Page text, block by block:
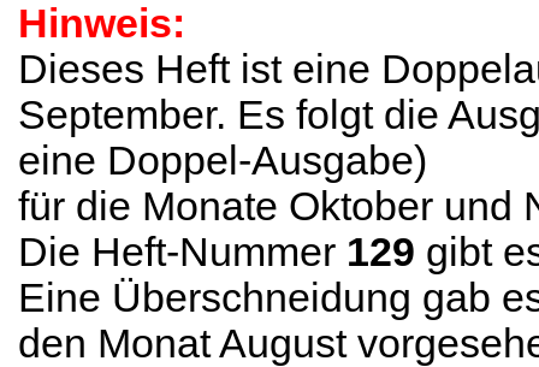
Hinweis:
Dieses Heft ist eine
September. Es folgt die
eine Doppel-Ausgabe)
für die Monate Oktober und
Die Heft-Nummer 129 gibt
Eine Überschneidung gab
den Monat August